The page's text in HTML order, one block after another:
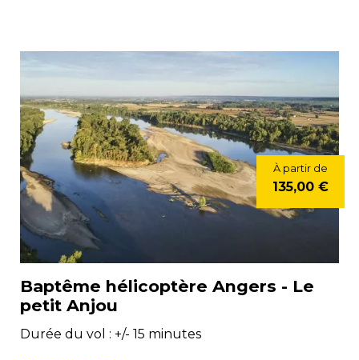
Baptême hélicoptère Angers - Le
petit Anjou
Durée du vol : +/- 15 minutes
À partir de
135,00 €